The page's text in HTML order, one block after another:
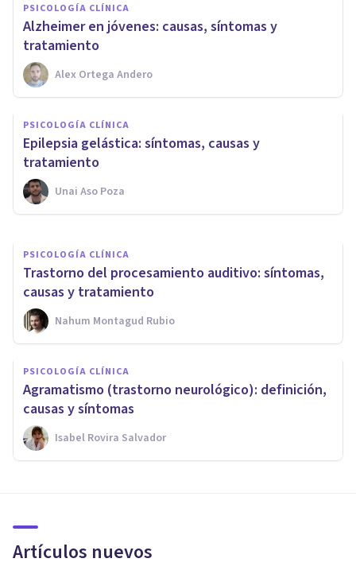
PSICOLOGÍA CLÍNICA
Alzheimer en jóvenes: causas, síntomas y
tratamiento
Alex Ortega Andero
PSICOLOGÍA CLÍNICA
Epilepsia gelástica: síntomas, causas y
tratamiento
Unai Aso Poza
PSICOLOGÍA CLÍNICA
Trastorno de movimientos
estereotipados: síntomas,
causas y tratamientos
Oscar Castillero Mimenza
PSICOLOGÍA CLÍNICA
Trastorno del procesamiento auditivo: síntomas,
causas y tratamiento
Nahum Montagud Rubio
PSICOLOGÍA CLÍNICA
Agramatismo (trastorno neurológico): definición,
causas y síntomas
Isabel Rovira Salvador
Artículos nuevos